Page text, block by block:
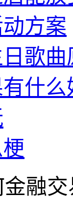
方案
歌曲
什么
融